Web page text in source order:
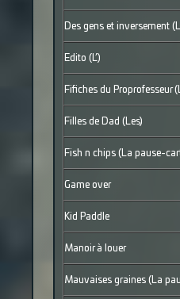
Des gens et inversement
Edito (L’)
Fifiches du Proprofesseur
Filles de Dad (Les)
Fish n chips (La pause-
Game over
Kid Paddle
Manoir à louer
Mauvaises graines (La